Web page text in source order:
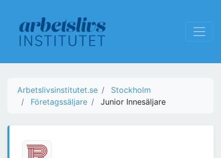
Arbetslivsinstitutet.se
Stockholm
Företagssäljare
Junior Innesäljare